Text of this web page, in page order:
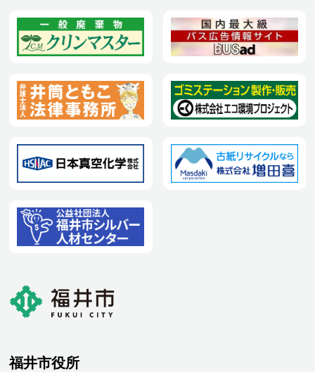
福井市役所